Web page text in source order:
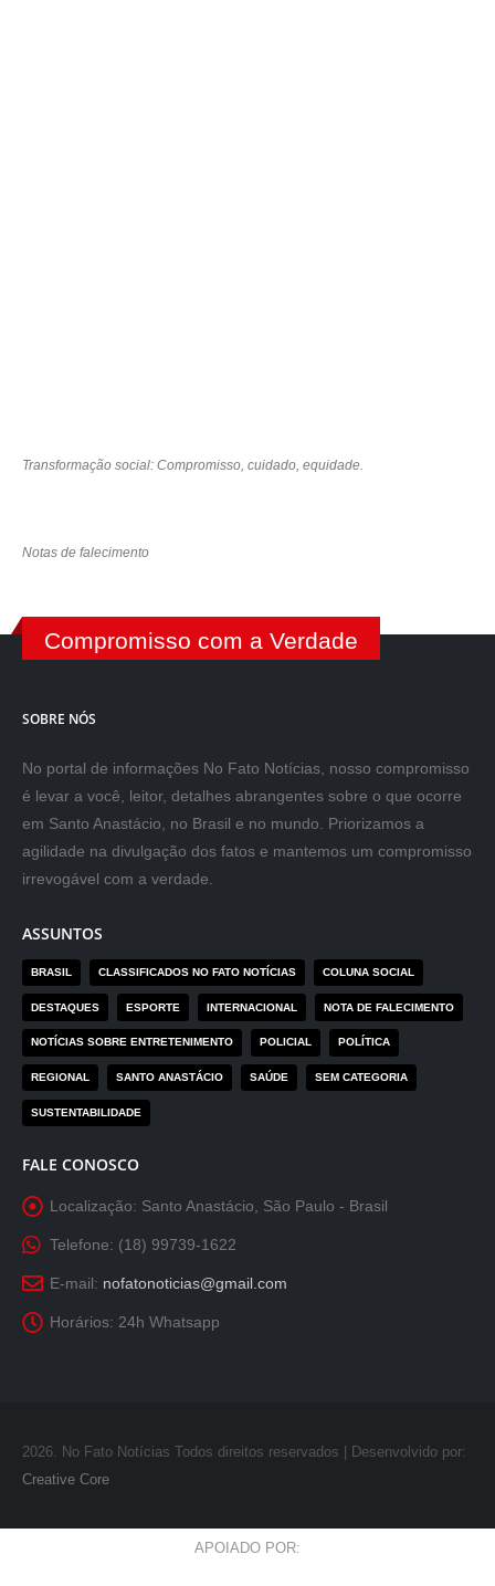
Transformação social: Compromisso, cuidado, equidade.
Notas de falecimento
Compromisso com a Verdade
SOBRE NÓS
No portal de informações No Fato Notícias, nosso compromisso
é levar a você, leitor, detalhes abrangentes sobre o que ocorre
em Santo Anastácio, no Brasil e no mundo. Priorizamos a
agilidade na divulgação dos fatos e mantemos um compromisso
irrevogável com a verdade.
ASSUNTOS
BRASIL CLASSIFICADOS NO FATO NOTÍCIAS COLUNA SOCIAL
DESTAQUES ESPORTE INTERNACIONAL NOTA DE FALECIMENTO
NOTÍCIAS SOBRE ENTRETENIMENTO POLICIAL POLÍTICA
REGIONAL SANTO ANASTÁCIO SAÚDE SEM CATEGORIA
SUSTENTABILIDADE
FALE CONOSCO
Localização: Santo Anastácio, São Paulo - Brasil
Telefone: (18) 99739-1622
E-mail: nofatonoticias@gmail.com
Horários: 24h Whatsapp
2026. No Fato Notícias Todos direitos reservados | Desenvolvido por:
Creative Core
APOIADO POR: